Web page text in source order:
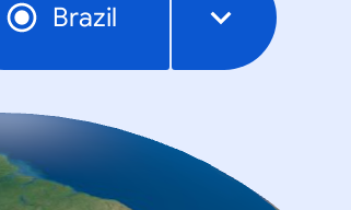
Brazil